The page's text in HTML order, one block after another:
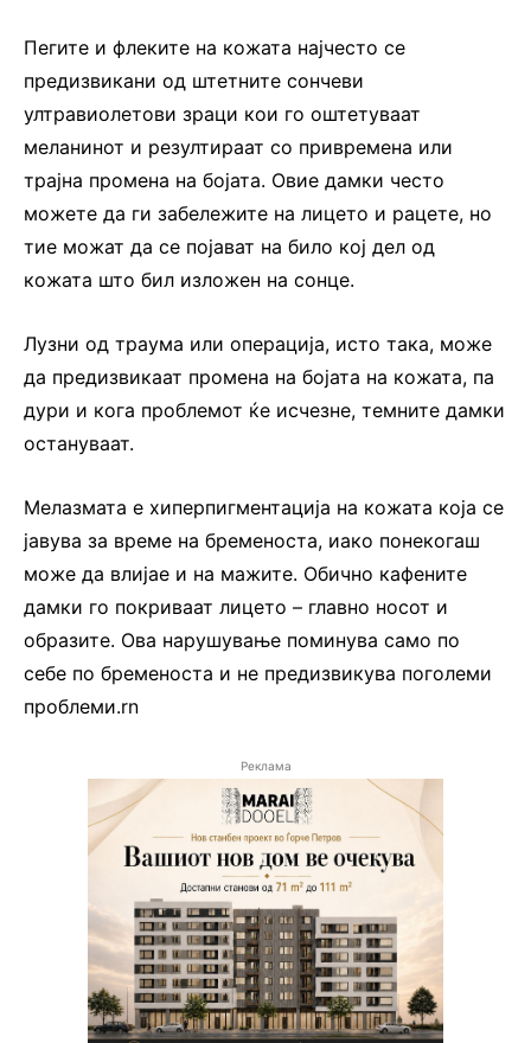
Пегите и флеките на кожата најчесто се
предизвикани од штетните сончеви
ултравиолетови зраци кои го оштетуваат
меланинот и резултираат со привремена или
трајна промена на бојата. Овие дамки често
можете да ги забележите на лицето и рацете, но
тие можат да се појават на било кој дел од
кожата што бил изложен на сонце.
Лузни од траума или операција, исто така, може
да предизвикаат промена на бојата на кожата, па
дури и кога проблемот ќе исчезне, темните дамки
остануваат.
Мелазмата е хиперпигментација на кожата која се
јавува за време на бременоста, иако понекогаш
може да влијае и на мажите. Обично кафените
дамки го покриваат лицето – главно носот и
образите. Ова нарушување поминува само по
себе по бременоста и не предизвикува поголеми
проблеми.rn
Реклама